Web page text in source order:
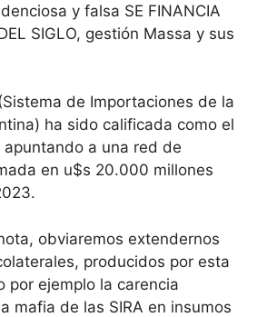
y falsa SE FINANCIA
SIGLO, gestión Massa y sus
de Importaciones de la
ha sido calificada como el
apuntando a una red de
en u$s 20.000 millones
obviaremos extendernos
producidos por esta
por ejemplo la carencia
mafia de las SIRA en insumos